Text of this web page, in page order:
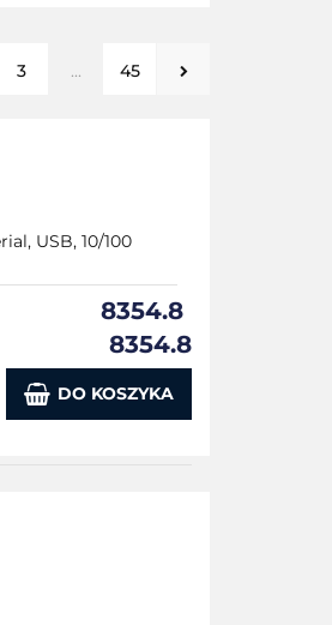
3 ... 45
USB, 10/100
8354.8
8354.8
DO KOSZYKA